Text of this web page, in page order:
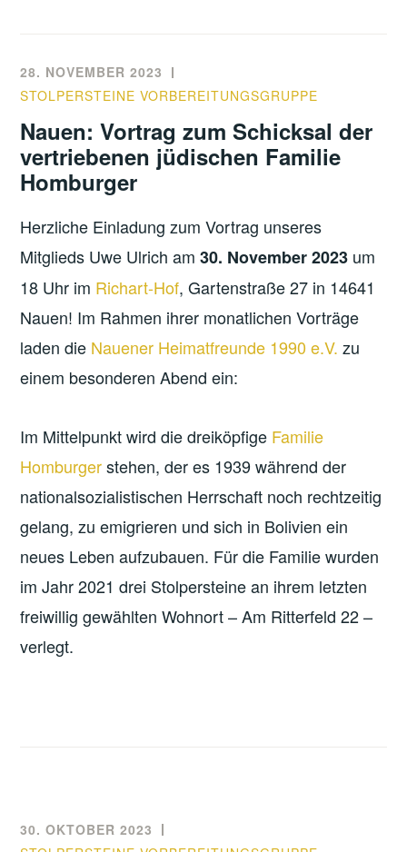
28. NOVEMBER 2023
STOLPERSTEINE VORBEREITUNGSGRUPPE
Nauen: Vortrag zum Schicksal der
vertriebenen jüdischen Familie
Homburger
Herzliche Einladung zum Vortrag unseres
Mitglieds Uwe Ulrich am30. November 2023 um
18 Uhr im Richart-Hof, Gartenstraße 27 in 14641
Nauen! Im Rahmen ihrer monatlichen Vorträge
laden die Nauener Heimatfreunde 1990 e.V. zu
einem besonderen Abend ein:
Im Mittelpunkt wird die dreiköpfige Familie
Homburgerstehen, der es 1939 während der
nationalsozialistischen Herrschaft noch rechtzeitig
gelang, zu emigrieren und sich in Bolivien ein
neues Leben aufzubauen. Für die Familie wurden
im Jahr 2021 drei Stolpersteine an ihrem letzten
freiwillig gewählten Wohnort – Am Ritterfeld 22 –
verlegt.
30. OKTOBER 2023